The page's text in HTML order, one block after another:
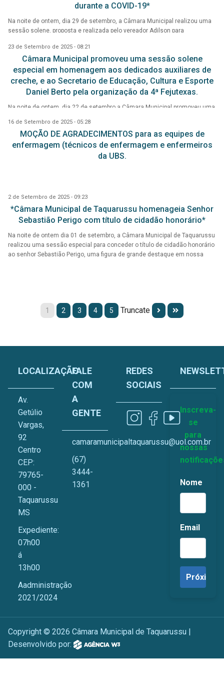
durante a COVID-19*
Na noite de ontem, dia 29 de setembro, a Câmara Municipal realizou uma
sessão solene, proposta e realizada pelo vereador Adilson para
trabalho durante o enfrentamento da pandemia de COVID-19. A
homenagem foi uma forma de agradecimento pelos profissionais que
atuaram na linha de frente, enfrentando um dos períodos mais difíceis da
história recente.
23 de Setembro de 2025 - 08:21
Câmara Municipal promoveu uma sessão solene
especial em homenagem aos dedicados auxiliares de
creche, e ao Secretario de Educação, Cultura e Esporte
Daniel Berto pela organização da 4ª Fejutexas.
Na noite de ontem, dia 22 de setembro a Câmara Municipal promoveu uma
organização da 4ª Fejutexas.
16 de Setembro de 2025 - 05:28
MOÇÃO DE AGRADECIMENTOS para as equipes de
enfermagem (técnicos de enfermagem e enfermeiros
da UBS.
2 de Setembro de 2025 - 09:23
*Câmara Municipal de Taquarussu homenageia Senhor
Sebastião Perigo com título de cidadão honorário*
Na noite de ontem dia 01 de setembro, a Câmara Municipal de Taquarussu
realizou uma sessão especial para conceder o título de cidadão honorário
ao senhor Sebastião Perigo, uma figura de grande destaque em nossa
1 2 3 4 5 Truncate
LOCALIZAÇÃO
Av.
Getúlio
Vargas,
92
Centro
CEP:
79765-
000 -
Taquarussu
MS
Expediente:
07h00
á
13h00
Aadministração
2021/2024
FALE
COM
A
GENTE
camaramunicipaltaquarussu@uol.com.br
(67)
3444-
1361
REDES
SOCIAIS
Inscreva-
se
para
nossas
Nome
Email
Copyright © 2026 Câmara Municipal de Taquarussu |
Desenvolvido por: